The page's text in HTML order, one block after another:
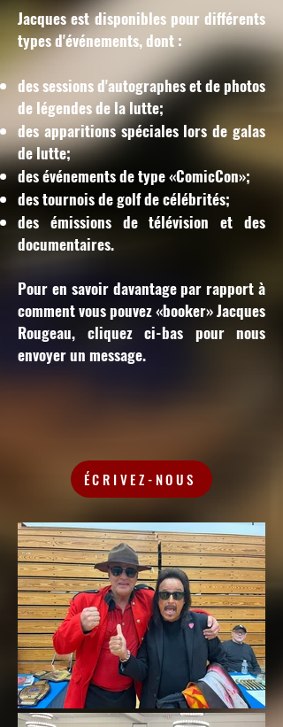
Jacques est disponibles pour différents
types d'événements, dont :
des sessions d'autographes et de photos
de légendes de la lutte;
des apparitions spéciales lors de galas
de lutte;
des événements de type «ComicCon»;
des tournois de golf de célébrités;
des émissions de télévision et des
documentaires.
Pour en savoir davantage par rapport à
comment vous pouvez «booker» Jacques
Rougeau, cliquez ci-bas pour nous
envoyer un message.
ÉCRIVEZ-NOUS